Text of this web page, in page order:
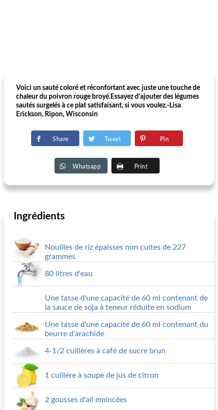
Voici un sauté coloré et réconfortant avec juste une touche de
chaleur du poivron rouge broyé.Essayez d'ajouter des légumes
sautés surgelés à ce plat satisfaisant, si vous voulez.-Lisa
Erickson, Ripon, Wisconsin
Share Tweet Pin
Whatsapp Print
Ingrédients
Nouilles de riz épaisses non cuites de 227
grammes
80 litres d'eau
Une tasse d'une capacité de 60 ml contenant de
la sauce de soja à teneur réduite en sodium
Une tasse d'une capacité de 60 ml contenant du
beurre d'arachide
4-1/2 cuillères à café de sucre brun
1 cuillère à soupe de jus de citron
2 gousses d'ail émincées